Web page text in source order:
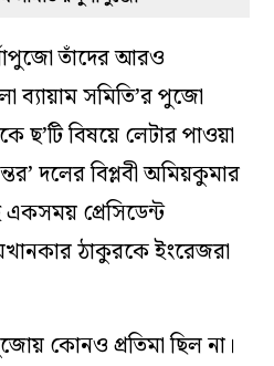
তাঁদের আরও
ব্যায়াম সমিতি’র পুজো
ছ’টি বিষয়ে লেটার পাওয়া
দলের বিপ্লবী অমিয়কুমার
প্রেসিডেন্ট
ঠাকুরকে ইংরেজরা
কোনও প্রতিমা ছিল না।